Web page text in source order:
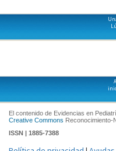
El contenido de Evidencias en
Creative Commons Reconocimiento-
ISSN | 1885-7388